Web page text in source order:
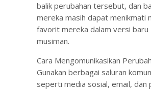
balik perubahan tersebut, dan
mereka masih dapat menikmati
favorit mereka dalam versi baru
musiman.
Cara Mengomunikasikan
Gunakan berbagai saluran
seperti media sosial, email, dan